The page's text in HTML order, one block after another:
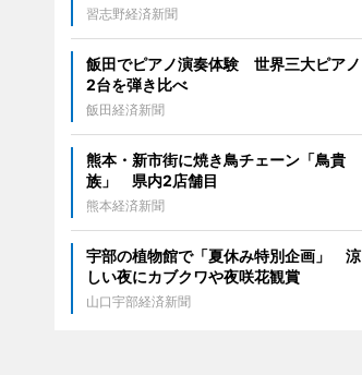
習志野経済新聞
飯田でピアノ演奏体験 世界三大ピアノ
2台を弾き比べ
飯田経済新聞
熊本・新市街に焼き鳥チェーン「鳥貴
族」 県内2店舗目
熊本経済新聞
宇部の植物館で「夏休み特別企画」 涼
しい夜にカブクワや夜咲花観賞
山口宇部経済新聞